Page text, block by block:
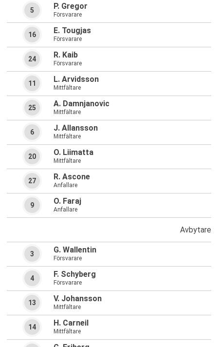
P. Gregor
Försvarare
5
E. Tougjas
Försvarare
16
R. Kaib
Försvarare
24
L. Arvidsson
Mittfältare
11
A. Damnjanovic
Mittfältare
25
J. Allansson
Mittfältare
6
O. Liimatta
Mittfältare
20
R. Ascone
Anfallare
27
O. Faraj
Anfallare
9
Avbytare
G. Wallentin
Försvarare
3
F. Schyberg
Försvarare
4
V. Johansson
Mittfältare
13
H. Carneil
Mittfältare
14